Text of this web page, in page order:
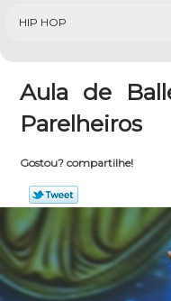
HIP HOP
Aula de
Parelheiros
Gostou? compartilhe!